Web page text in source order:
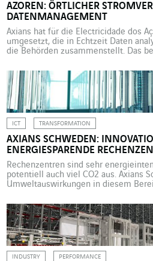
AZOREN: ÖRTLICHER
DATENMANAGEMENT
Axians hat für die Electricidade dos
umgesetzt, die in Echtzeit Daten
die Behörden zusammenstellt. Das
Electricidade dos Açores (EDA) ist
Netzbetreiber auf den Azoren, einer
Inselgruppe im Atlantik. Das
ICT TRANSFORMATION
AXIANS SCHWEDEN:
ENERGIESPARENDE
Rechenzentren sind sehr
potentiell auch viel CO2 aus. Axians
Umweltauswirkungen in diesem
innovative Systeme. Rechenzentren
großer Anbieter in diesem Bereich
VINCI Energies, natürlich um […]
INDUSTRY PERFORMANCE